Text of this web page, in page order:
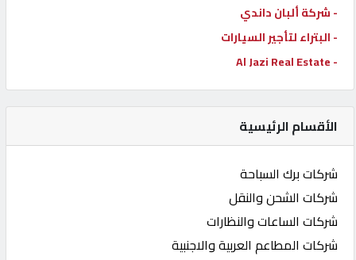
- شركة ألبان داندي
- البتراء لتأجير السيارات
- Al Jazi Real Estate
الأقسام الرئيسية
شركات برك السباحة
شركات الشحن والنقل
شركات الساعات والنظارات
شركات المطاعم العربية والاجنبية